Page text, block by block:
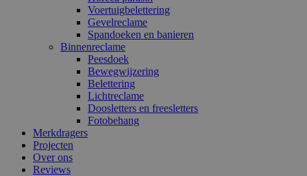
Voertuigbelettering
Gevelreclame
Spandoeken en banieren
Binnenreclame
Peesdoek
Bewegwijzering
Belettering
Lichtreclame
Doosletters en freesletters
Fotobehang
Merkdragers
Projecten
Over ons
Reviews